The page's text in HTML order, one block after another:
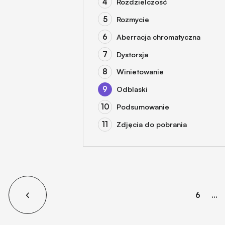
Rozmycie
Aberracja chromatyczna
Dystorsja
Winietowanie
Odblaski
Podsumowanie
Zdjęcia do pobrania
6 ...